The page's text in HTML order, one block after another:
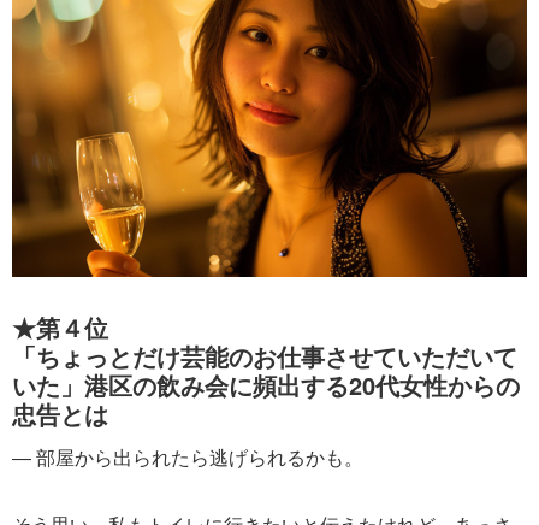
★第４位
「ちょっとだけ芸能のお仕事させていただいて
いた」港区の飲み会に頻出する20代女性からの
忠告とは
― 部屋から出られたら逃げられるかも。